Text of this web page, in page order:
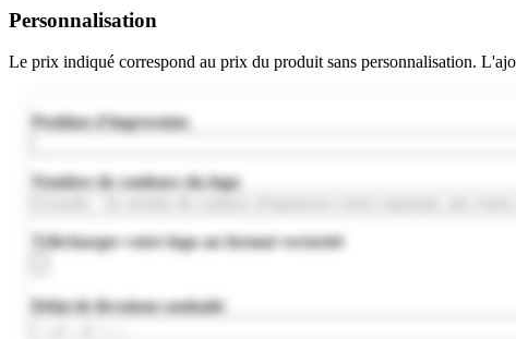
Personnalisation
Le prix indiqué correspond au prix du produit sans personnalisation.
Position d'impression
Nombre de couleurs du logo
Télécharger votre logo au format vectoriel
Délai de livraison souhaité